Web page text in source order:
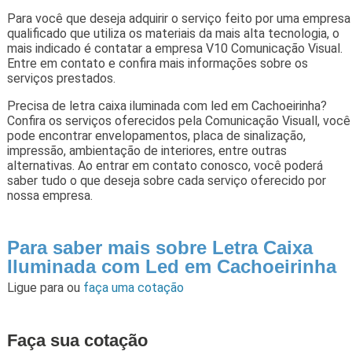
Para você que deseja adquirir o serviço feito por uma empresa
qualificado que utiliza os materiais da mais alta tecnologia, o
mais indicado é contatar a empresa V10 Comunicação Visual.
Entre em contato e confira mais informações sobre os
serviços prestados.
Precisa de letra caixa iluminada com led em Cachoeirinha?
Confira os serviços oferecidos pela Comunicação Visuall, você
pode encontrar envelopamentos, placa de sinalização,
impressão, ambientação de interiores, entre outras
alternativas. Ao entrar em contato conosco, você poderá
saber tudo o que deseja sobre cada serviço oferecido por
nossa empresa.
Para saber mais sobre Letra Caixa
Iluminada com Led em Cachoeirinha
Ligue para ou faça uma cotação
Faça sua cotação